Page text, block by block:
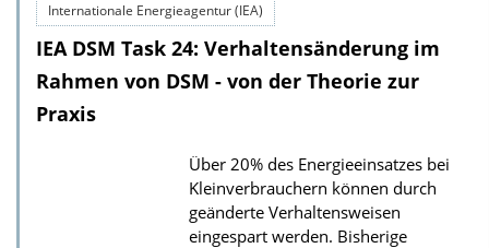
w
n
l
d
s
z
Internationale Energieagentur (IEA)
IEA DSM Task 24: Verhaltensänderung im
Rahmen von DSM - von der Theorie zur
Praxis
Über 20% des Energieeinsatzes bei
Kleinverbrauchern können durch
geänderte Verhaltensweisen
eingespart werden. Bisherige